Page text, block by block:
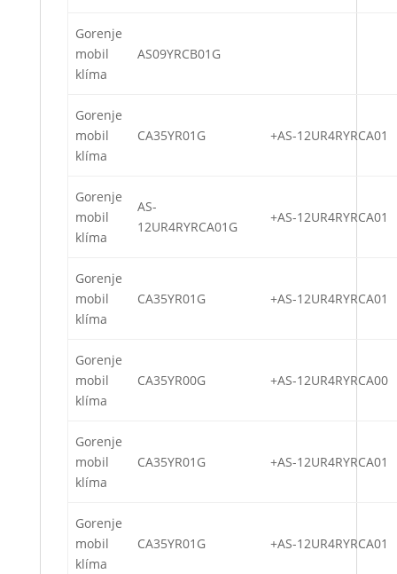
Gorenje
mobil
klíma
AS09YRCB01G
Gorenje
mobil
klíma
CA35YR01G +AS-12UR4RYRCA01
Gorenje
mobil
klíma
AS-
12UR4RYRCA01G
+AS-12UR4RYRCA01
Gorenje
mobil
klíma
CA35YR01G +AS-12UR4RYRCA01
Gorenje
mobil
klíma
CA35YR00G +AS-12UR4RYRCA00
Gorenje
mobil
klíma
CA35YR01G +AS-12UR4RYRCA01
Gorenje
mobil
klíma
CA35YR01G +AS-12UR4RYRCA01